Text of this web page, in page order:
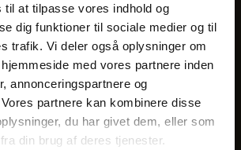
til at tilpasse vores indhold og
dig funktioner til sociale medier og til
trafik. Vi deler også oplysninger om
med vores partnere inden
annonceringspartnere og
partnere kan kombinere disse
du har givet dem, eller som
din brug af deres tjenester.